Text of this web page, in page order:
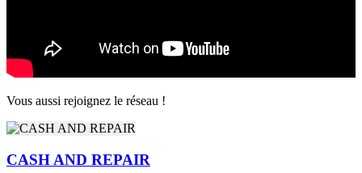
Vous aussi rejoignez le réseau !
CASH AND REPAIR